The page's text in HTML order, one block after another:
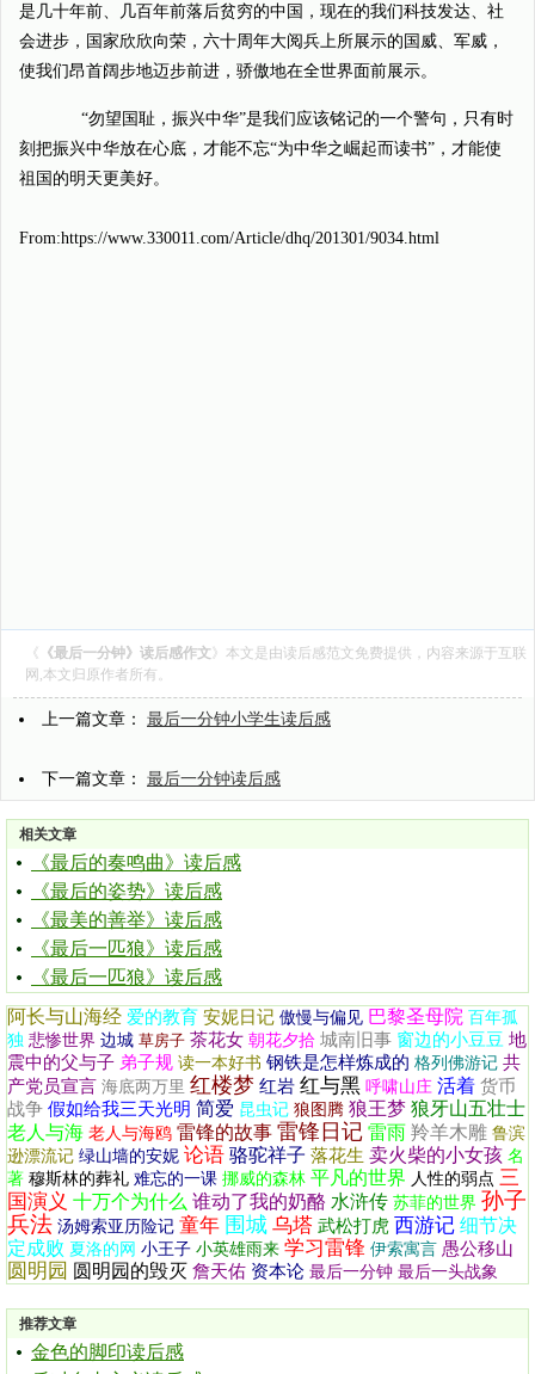
是几十年前、几百年前落后贫穷的中国，现在的我们科技发达、社
会进步，国家欣欣向荣，六十周年大阅兵上所展示的国威、军威，
使我们昂首阔步地迈步前进，骄傲地在全世界面前展示。
“勿望国耻，振兴中华”是我们应该铭记的一个警句，只有时
刻把振兴中华放在心底，才能不忘“为中华之崛起而读书”，才能使
祖国的明天更美好。
From:https://www.330011.com/Article/dhq/201301/9034.html
《 《最后一分钟》读后感作文》本文是由读后感范文免费提供，内容来源于互联
网,本文归原作者所有。
上一篇文章： 最后一分钟小学生读后感
下一篇文章： 最后一分钟读后感
相关文章
《最后的奏鸣曲》读后感
《最后的姿势》读后感
《最美的善举》读后感
《最后一匹狼》读后感
《最后一匹狼》读后感
阿长与山海经 爱的教育 安妮日记 傲慢与偏见 巴黎圣母院 百年孤
独 悲惨世界 边城 草房子 茶花女 朝花夕拾 城南旧事 窗边的小豆豆 地
震中的父与子 弟子规 读一本好书 钢铁是怎样炼成的 格列佛游记 共
产党员宣言 海底两万里 红楼梦 红岩 红与黑 呼啸山庄 活着 货币
战争 假如给我三天光明 简爱 昆虫记 狼图腾 狼王梦 狼牙山五壮士
老人与海 老人与海鸥 雷锋的故事 雷锋日记 雷雨 羚羊木雕 鲁滨
逊漂流记 绿山墙的安妮 论语 骆驼祥子 落花生 卖火柴的小女孩 名
著 穆斯林的葬礼 难忘的一课 挪威的森林 平凡的世界 人性的弱点 三
国演义 十万个为什么 谁动了我的奶酪 水浒传 苏菲的世界 孙子
兵法 汤姆索亚历险记 童年 围城 乌塔 武松打虎 西游记 细节决
定成败 夏洛的网 小王子 小英雄雨来 学习雷锋 伊索寓言 愚公移山
圆明园 圆明园的毁灭 詹天佑 资本论 最后一分钟 最后一头战象
推荐文章
金色的脚印读后感